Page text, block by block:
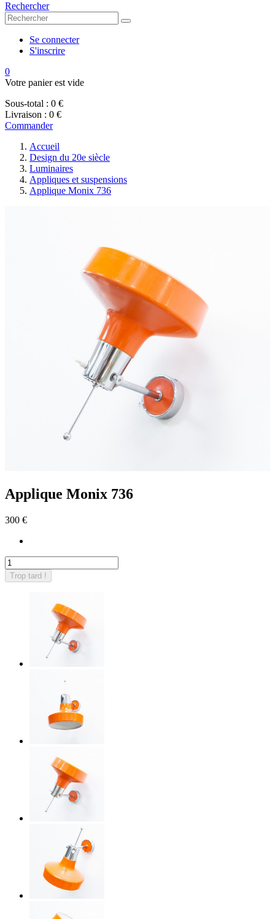
Rechercher
Se connecter
S'inscrire
0
Votre panier est vide
Sous-total : 0 €
Livraison : 0 €
Commander
Accueil
Design du 20e siècle
Luminaires
Appliques et suspensions
Applique Monix 736
Applique Monix 736
300 €
Trop tard !